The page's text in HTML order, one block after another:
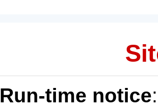
Run-time notice